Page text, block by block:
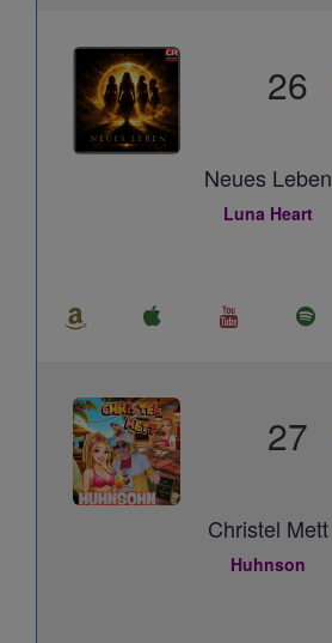
26
Neues Leben
Luna Heart
27
Christel Mett
Huhnson